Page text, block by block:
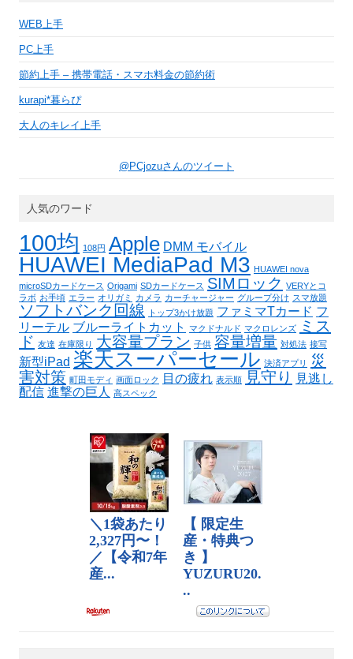
WEB上手
PC上手
節約上手 – 携帯電話・スマホ料金の節約術
kurapi*暮らぴ
大人のキレイ上手
@PCjozuさんのツイート
人気のワード
100均 108円 Apple DMM モバイル
HUAWEI MediaPad M3 HUAWEI nova
microSDカードケース Origami SDカードケース SIMロック VERYとコ
ラボ お手頃 エラー オリガミ カメラ カーチャージャー グループ分け スマ放題
ソフトバンク回線 トップ3かけ放題 ファミマTカード フ
リーテル ブルーライトカット マクドナルド マクロレンズ
ミス
ド 友達 在庫限り 大容量プラン 子供 容量増量 対処法 接写
新型iPad 楽天スーパーセール 決済アプリ
災
害対策 町田モディ 画面ロック 目の疲れ 表示順 見守り
見逃し
配信 進撃の巨人 高スペック